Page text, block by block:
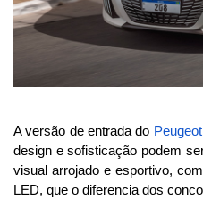
A versão de entrada do
design e sofisticação podem
visual arrojado e esportivo,
LED, que o diferencia dos